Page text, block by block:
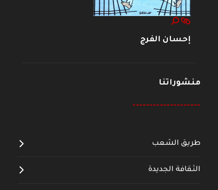
إحسان الفرج
منشوراتنا
--------------------
طريق الشعب
الثقافة الجديدة